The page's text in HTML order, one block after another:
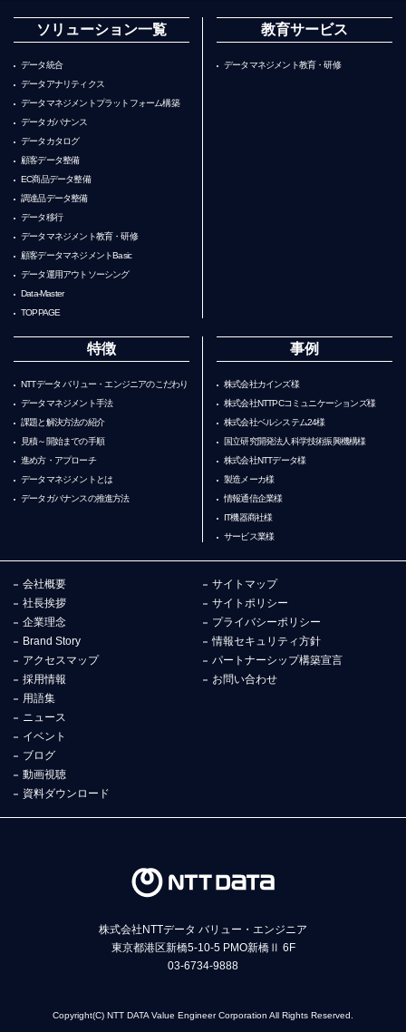
ソリューション一覧
データ統合
データアナリティクス
データマネジメントプラットフォーム構築
データガバナンス
データカタログ
顧客データ整備
EC商品データ整備
調達品データ整備
データ移行
データマネジメント教育・研修
顧客データマネジメントBasic
データ運用アウトソーシング
Data-Master
TOPPAGE
教育サービス
データマネジメント教育・研修
特徴
NTTデータ バリュー・エンジニアのこだわり
データマネジメント手法
課題と解決方法の紹介
見積～開始までの手順
進め方・アプローチ
データマネジメントとは
データガバナンスの推進方法
事例
株式会社カインズ様
株式会社NTTPCコミュニケーションズ様
株式会社ベルシステム24様
国立研究開発法人科学技術振興機構様
株式会社NTTデータ様
製造メーカ様
情報通信企業様
IT機器商社様
サービス業様
会社概要
社長挨拶
企業理念
Brand Story
アクセスマップ
採用情報
サイトマップ
サイトポリシー
プライバシーポリシー
情報セキュリティ方針
パートナーシップ構築宣言
お問い合わせ
用語集
ニュース
イベント
ブログ
動画視聴
資料ダウンロード
株式会社NTTデータ バリュー・エンジニア
東京都港区新橋5-10-5 PMO新橋Ⅱ 6F
03-6734-9888
Copyright(C) NTT DATA Value Engineer Corporation All Rights Reserved.